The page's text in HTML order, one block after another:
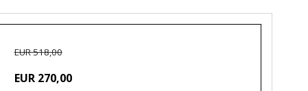
EUR 518,00
EUR 270,00